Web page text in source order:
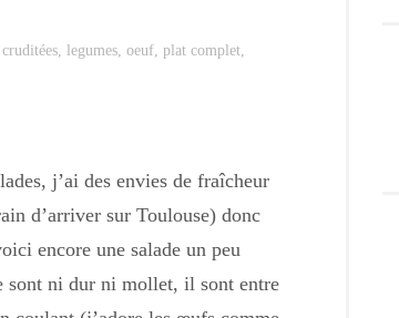
cruditées, legumes, oeuf, plat complet,
j’ai des envies de fraîcheur
d’arriver sur Toulouse) donc
encore une salade un peu
sont ni dur ni mollet, il sont entre